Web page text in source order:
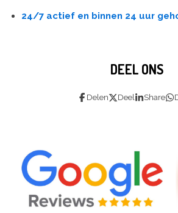
24/7 actief en binnen 24 uur
DEEL ONS
Delen Deel Share